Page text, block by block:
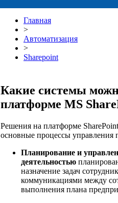
Главная
>
Автоматизация
>
Sharepoint
Какие системы
платформе MS
Решения на платформе
основные процессы управления
Планирование и
деятельностью
назначение задач
коммуникациями между
выполнения плана